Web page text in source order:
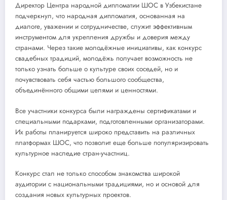
Директор Центра народной дипломатии ШОС в Узбекистане
подчеркнул, что народная дипломатия, основанная на
диалоге, уважении и сотрудничестве, служит эффективным
инструментом для укрепления дружбы и доверия между
странами. Через такие молодёжные инициативы, как конкурс
свадебных традиций, молодёжь получает возможность не
только узнать больше о культуре своих соседей, но и
почувствовать себя частью большого сообщества,
объединённого общими целями и ценностями.
Все участники конкурса были награждены сертификатами и
специальными подарками, подготовленными организаторами.
Их работы планируется широко представить на различных
платформах ШОС, что позволит еще больше популяризировать
культурное наследие стран-участниц.
Конкурс стал не только способом знакомства широкой
аудитории с национальными традициями, но и основой для
создания новых культурных проектов.